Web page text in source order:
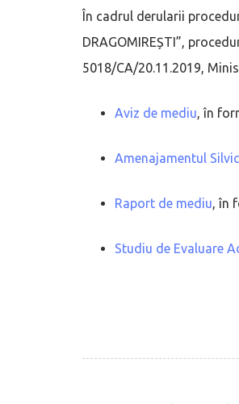
În cadrul derularii
DRAGOMIREȘTI”,
5018/CA/20.11.2019,
Aviz de mediu, în
Amenajamentul Silvic
Raport de mediu, în
Studiu de Evaluare